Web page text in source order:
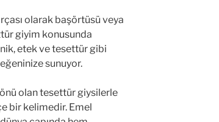
olarak başörtüsü veya
giyim konusunda
etek ve tesettür gibi
sunuyor.
olan tesettür giysilerle
bir kelimedir. Emel